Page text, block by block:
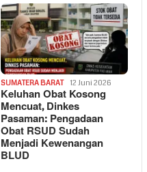
SUMATERA BARAT 12 Juni 2026
Keluhan Obat Kosong
Mencuat, Dinkes
Pasaman: Pengadaan
Obat RSUD Sudah
Menjadi Kewenangan
BLUD